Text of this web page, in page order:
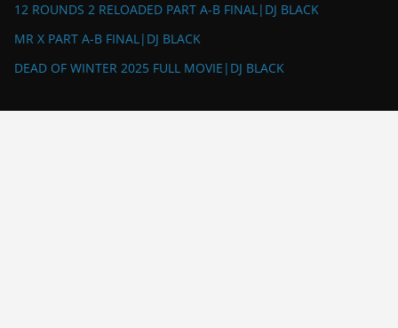
12 ROUNDS 2 RELOADED PART A-B FINAL|DJ BLACK
MR X PART A-B FINAL|DJ BLACK
DEAD OF WINTER 2025 FULL MOVIE|DJ BLACK